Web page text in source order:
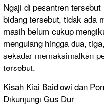
Ngaji di pesantren
bidang tersebut, tidak ada
masih belum cukup
mengulang hingga dua,
sekadar memaksimalkan
tersebut.
Kisah Kiai Baidlowi dan
Dikunjungi Gus Dur